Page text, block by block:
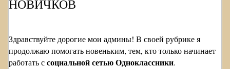
НОВИЧКОВ
Здравствуйте дорогие мои админы! В своей рубрике я
продолжаю помогать новеньким, тем, кто только начинает
работать ссоциальной сетью Одноклассники.